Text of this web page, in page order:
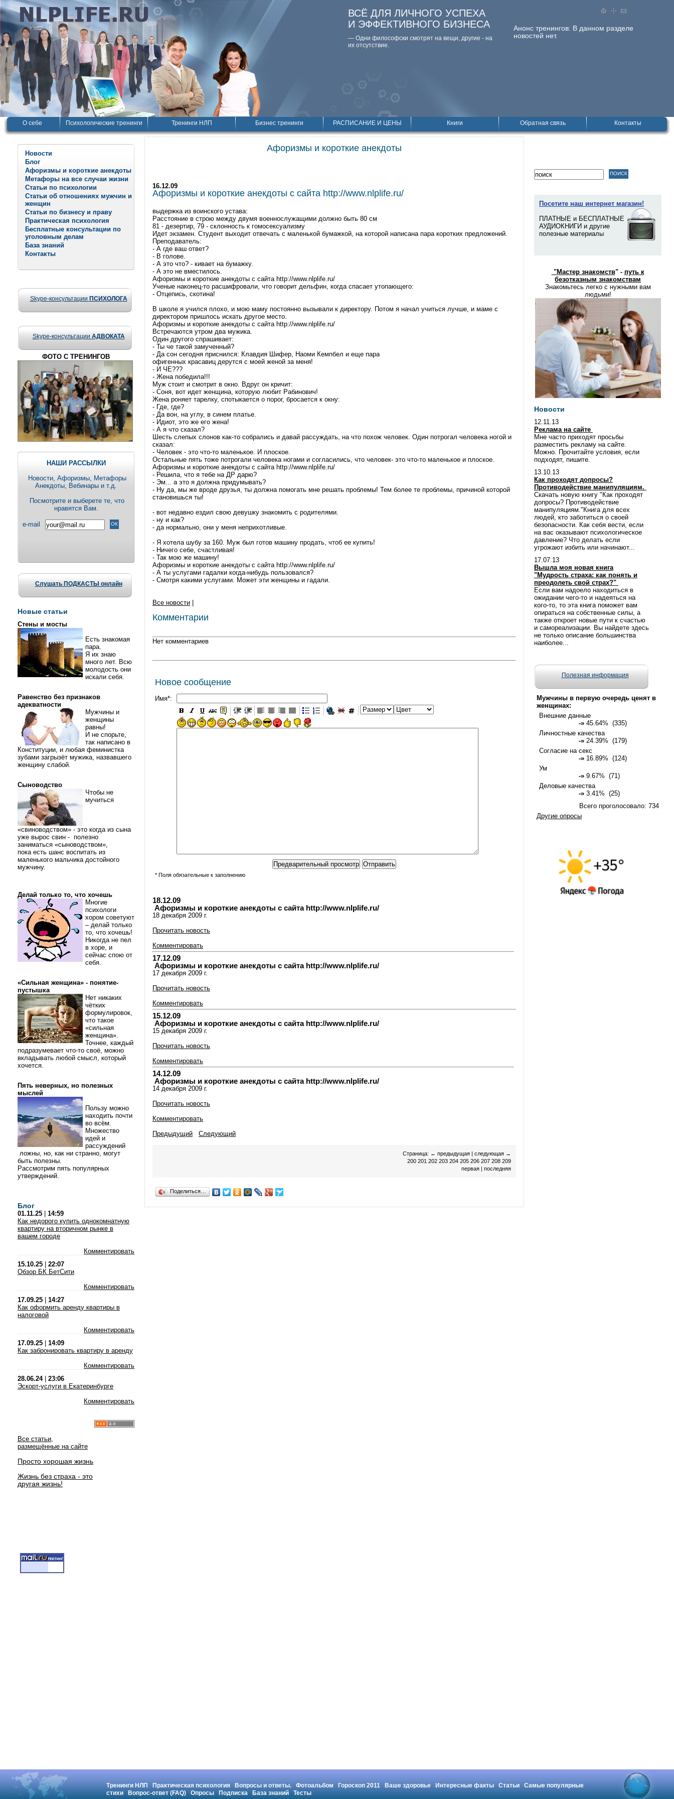
Анонс тренингов: В данном разделе
новостей нет.
ВСЁ ДЛЯ ЛИЧНОГО УСПЕХА
И ЭФФЕКТИВНОГО БИЗНЕСА
— Одни философски смотpят на вещи, дpугие - на
их отсутствие.
О себе Психологические тренинги Тренинги НЛП Бизнес тренинги РАСПИСАНИЕ И ЦЕНЫ Книги Обратная связь Контакты
Новости
Блог
Афоризмы и короткие анекдоты
Метафоры на все случаи жизни
Статьи по психологии
Статьи об отношениях мужчин и
женщин
Статьи по бизнесу и праву
Практическая психология
Бесплатные консультации по
уголовным делам
База знаний
Контакты
Skype-консультации ПСИХОЛОГА
Skype-консультации АДВОКАТА
ФОТО С ТРЕНИНГОВ
НАШИ РАССЫЛКИ
Новости, Aфоризмы, Метафоры
Анекдоты, Вебинары и т.д.
Посмотрите и выберете те, что
нравятся Вам.
e-mail
Слушать ПОДКАСТЫ онлайн
Новые статьи
Стены и мосты
Есть знакомая
пара.
Я их знаю
много лет. Всю
молодость они
искали себя.
Равенство без признаков
адекватности
Мужчины и
женщины
равны!
И не спорьте,
так написано в
Конституции, и любая феминистка
зубами загрызёт мужика, назвавшего
женщину слабой.
Сыноводство
Чтобы не
мучиться
«свиноводством» - это когда из сына
уже вырос свин - полезно
заниматься «сыноводством»,
пока есть шанс воспитать из
маленького мальчика достойного
мужчину.
Делай только то, что хочешь
Многие
психологи
хором советуют
– делай только
то, что хочешь!
Никогда не пел
в хоре, и
сейчас спою от
себя.
«Сильная женщина» - понятие-
пустышка
Нет никаких
чётких
формулировок,
что такое
«сильная
женщина».
Точнее, каждый
подразумевает что-то своё, можно
вкладывать любой смысл, который
хочется.
Пять неверных, но полезных
мыслей
Пользу можно
находить почти
во всём.
Множество
идей и
рассуждений
ложны, но, как ни странно, могут
быть полезны.
Рассмотрим пять популярных
утверждений.
Блог
01.11.25
14:59
Как недорого купить однокомнатную
квартиру на вторичном рынке в
вашем городе
Комментировать
15.10.25
22:07
Обзор БК БетСити
Комментировать
17.09.25
14:27
Как оформить аренду квартиры в
налоговой
Комментировать
17.09.25
14:09
Как забронировать квартиру в аренду
Комментировать
28.06.24| 23:06
Эскорт-услуги в Екатеринбурге
Комментировать
Все статьи,
размещённые на сайте
Просто хорошая жизнь
Жизнь без страха - это
другая жизнь!
Афоризмы и короткие анекдоты
16.12.09
Афоризмы и короткие анекдоты с сайта http://www.nlplife.ru/
выдержка из воинского устава:
Расстояние в строю между двумя военнослужащими должно быть 80 см
81 - дезертир, 79 - склонность к гомосексуализму
Идет экзамен. Студент выходит отвечать с маленькой бумажкой, на которой написана пара коротких предложений.
Преподаватель:
- А где ваш ответ?
- В голове.
- А это что? - кивает на бумажку.
- А это не вместилось.
Афоризмы и короткие анекдоты с сайта http://www.nlplife.ru/
Ученые наконец-то расшифровали, что говорит дельфин, когда спасает утопающего:
- Отцепись, скотина!
В школе я учился плохо, и мою маму постоянно вызывали к директору. Потом я начал учиться лучше, и маме с
директором пришлось искать другое место.
Афоризмы и короткие анекдоты с сайта http://www.nlplife.ru/
Встречаются утром два мужика.
Один другого спрашивает:
- Ты че такой замученный?
- Да сон сегодня приснился: Клавдия Шифер, Наоми Кемпбел и еще пара
офигенных красавиц дерутся с моей женой за меня!
- И ЧЕ???
- Жена победила!!!
Муж стоит и смотрит в окно. Вдруг он кричит:
- Соня, вот идет женщина, которую любит Рабинович!
Жена роняет тарелку, спотыкается о порог, бросается к окну:
- Где, где?
- Да вон, на углу, в синем платье.
- Идиот, это же его жена!
- А я что сказал?
Шесть слепых слонов как-то собрались и давай рассуждать, на что похож человек. Один потрогал человека ногой и
сказал:
- Человек - это что-то маленькое. И плоское.
Остальные пять тоже потрогали человека ногами и согласились, что человек- это что-то маленькое и плоское.
Афоризмы и короткие анекдоты с сайта http://www.nlplife.ru/
- Решила, что я тебе на ДР дарю?
- Эм... а это я должна придумывать?
- Ну да, мы же вроде дрyзья, ты должна помогать мне решать проблемы! Тем более те проблемы, причиной которой
становишься ты!
- вот недавно ездил свою девушку знакомить с родителями.
- ну и как?
- да нормально, они у меня неприхотливые.
- Я хотела шубу за 160. Муж был готов машину продать, чтоб ее купить!
- Ничего себе, счастливая!
- Так мою же машину!
Афоризмы и короткие анекдоты с сайта http://www.nlplife.ru/
- А ты услугами гадалки когда-нибудь пользовался?
- Смотря какими услугами. Может эти женщины и гадали.
Все новости
Комментарии
Нет комментариев
Новое сообщение
Имя*:
* Поля обязательные к заполнению
18.12.09
Афоризмы и короткие анекдоты с сайта http://www.nlplife.ru/
18 декабря 2009 г.
Прочитать новость
Комментировать
17.12.09
Афоризмы и короткие анекдоты с сайта http://www.nlplife.ru/
17 декабря 2009 г.
Прочитать новость
Комментировать
15.12.09
Афоризмы и короткие анекдоты с сайта http://www.nlplife.ru/
15 декабря 2009 г.
Прочитать новость
Комментировать
14.12.09
Афоризмы и короткие анекдоты с сайта http://www.nlplife.ru/
14 декабря 2009 г.
Прочитать новость
Комментировать
Предыдущий
Следующий
Страница: ← предыдущая | следующая →
200 201 202 203 204 205 206 207 208 209
первая | последняя
Поделиться…
Посетите наш интернет магазин!
ПЛАТНЫЕ и БЕСПЛАТНЫЕ
АУДИОКНИГИ и другие
полезные материалы
"Мастер знакомств" - путь к
безотказным знакомствам
Знакомьтесь легко с нужными вам
людьми!
Новости
12.11.13
Реклама на сайте
Мне часто приходят просьбы
разместить рекламу на сайте.
Можно. Прочитайте условия, если
подходят, пишите.
13.10.13
Как проходят допросы?
Противодействие манипуляциям.
Скачать новую книгу "Как проходят
допросы? Противодействие
манипуляциям."Книга для всех
людей, кто заботиться о своей
безопасности. Как себя вести, если
на вас оказывают психологическое
давление? Что делать если
угрожают избить или начинают...
17.07.13
Вышла моя новая книга
"Мудрость страха: как понять и
преодолеть свой страх?"
Если вам надоело находиться в
ожидании чего-то и надеяться на
кого-то, то эта книга поможет вам
опираться на собственные силы, а
также откроет новые пути к счастью
и самореализации. Вы найдете здесь
не только описание большинства
наиболее...
Полезная информация
Мужчины в первую очередь ценят в
женщинах:
Внешние данные
-» 45.64% (335)
Личностные качества
-» 24.39% (179)
Согласие на секс
-» 16.89% (124)
Ум
-» 9.67% (71)
Деловые качества
-» 3.41% (25)
Всего проголосовало: 734
Другие опросы
Тренинги НЛП Практическая психология Вопросы и ответы. Фотоальбом Гороскоп 2011 Ваше здоровье Интересные факты Статьи
Самые популярные
стихи
Вопрос-ответ (FAQ) Опросы Подписка База знаний Тесты